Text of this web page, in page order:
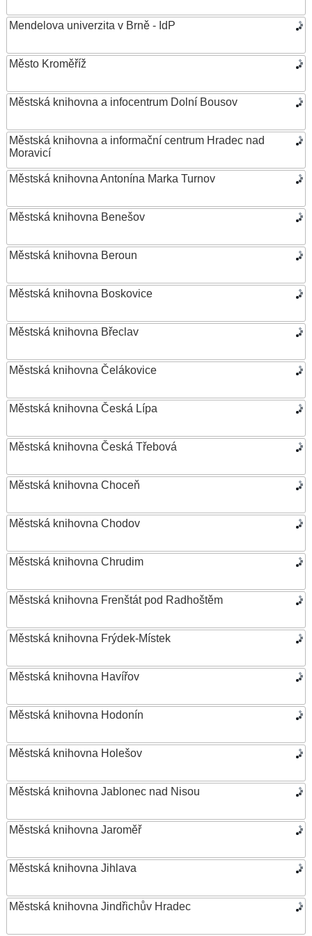
Mendelova univerzita v Brně - IdP
Město Kroměříž
Městská knihovna a infocentrum Dolní Bousov
Městská knihovna a informační centrum Hradec nad
Moravicí
Městská knihovna Antonína Marka Turnov
Městská knihovna Benešov
Městská knihovna Beroun
Městská knihovna Boskovice
Městská knihovna Břeclav
Městská knihovna Čelákovice
Městská knihovna Česká Lípa
Městská knihovna Česká Třebová
Městská knihovna Choceň
Městská knihovna Chodov
Městská knihovna Chrudim
Městská knihovna Frenštát pod Radhoštěm
Městská knihovna Frýdek-Místek
Městská knihovna Havířov
Městská knihovna Hodonín
Městská knihovna Holešov
Městská knihovna Jablonec nad Nisou
Městská knihovna Jaroměř
Městská knihovna Jihlava
Městská knihovna Jindřichův Hradec